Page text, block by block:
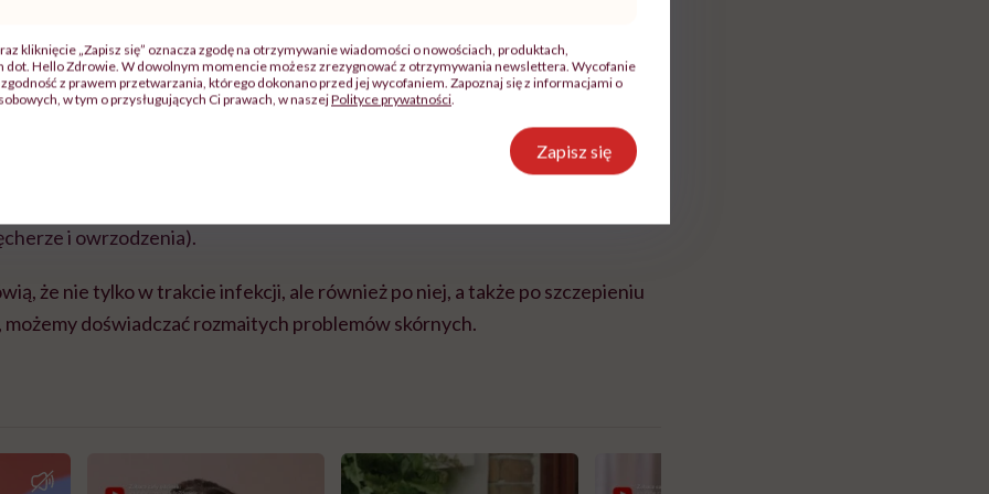
reakcji polekowej,
(objawiającą się czerwononiebieskimi plamami
i owrzodzenia).
że nie tylko w trakcie infekcji, ale również po niej, a także po szczepieniu
doświadczać rozmaitych problemów skórnych.
kliknięcie „Zapisz się” oznacza zgodę na otrzymywanie wiadomości o nowościach, produktach,
dot. Hello Zdrowie. W dowolnym momencie możesz zrezygnować z otrzymywania newslettera. Wycofanie
zgodność z prawem przetwarzania, którego dokonano przed jej wycofaniem. Zapoznaj się z informacjami o
w tym o przysługujących Ci prawach, w naszejPolityce prywatności.
Zapisz się